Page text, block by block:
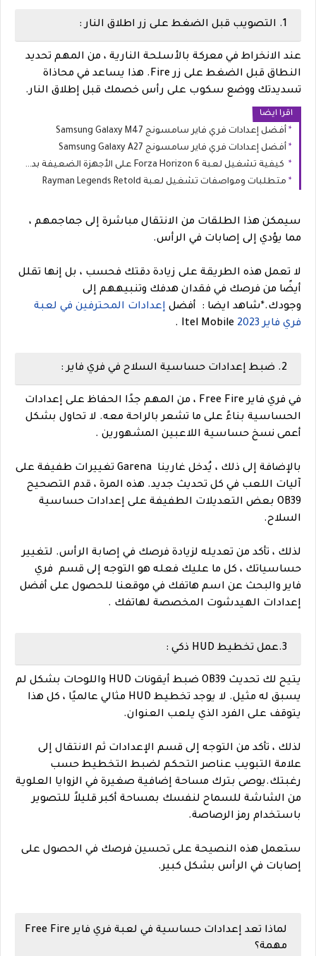
1. التصويب قبل الضغط على زر اطلاق النار :
عند الانخراط في معركة بالأسلحة النارية ، من المهم تحديد
النطاق قبل الضغط على زر Fire. هذا يساعد في محاذاة
تسديدتك ووضع سكوب على رأس خصمك قبل إطلاق النار.
اقرا ايضا
أفضل إعدادات فري فاير سامسونج Samsung Galaxy M47
أفضل إعدادات فري فاير سامسونج Samsung Galaxy A27
كيفية تشغيل لعبة Forza Horizon 6 على الأجهزة الضعيفة بدون تقطيع
متطلبات ومواصفات تشغيل لعبة Rayman Legends Retold
سيمكن هذا الطلقات من الانتقال مباشرة إلى جماجمهم ،
مما يؤدي إلى إصابات في الرأس.
لا تعمل هذه الطريقة على زيادة دقتك فحسب ، بل إنها تقلل
أيضًا من فرصك في فقدان هدفك وتنبيههم إلى
وجودك.*شاهد ايضا : أفضل إعدادات المحترفين في لعبة
فري فاير 2023
2. ضبط إعدادات حساسية السلاح في فري فاير :
في فري فاير Free Fire ، من المهم جدًا الحفاظ على إعدادات
الحساسية بناءً على ما تشعر بالراحة معه. لا تحاول بشكل
أعمى نسخ حساسية اللاعبين المشهورين .
بالإضافة إلى ذلك ، يُدخل غارينا Garena تغييرات طفيفة على
آليات اللعب في كل تحديث جديد. هذه المرة ، قدم التصحيح
OB39 بعض التعديلات الطفيفة على إعدادات حساسية
السلاح.
لذلك ، تأكد من تعديله لزيادة فرصك في إصابة الرأس. لتغيير
حساسياتك ، كل ما عليك فعله هو التوجه إلى قسم فري
فاير والبحث عن اسم هاتفك في موقعنا للحصول على أفضل
إعدادات الهيدشوت المخصصة لهاتفك .
3.عمل تخطيط HUD ذكي :
يتيح لك تحديث OB39 ضبط أيقونات HUD واللوحات بشكل لم
يسبق له مثيل. لا يوجد تخطيط HUD مثالي عالميًا ، كل هذا
يتوقف على الفرد الذي يلعب العنوان.
لذلك ، تأكد من التوجه إلى قسم الإعدادات ثم الانتقال إلى
علامة التبويب عناصر التحكم لضبط التخطيط حسب
رغبتك.يوصى بترك مساحة إضافية صغيرة في الزوايا العلوية
من الشاشة للسماح لنفسك بمساحة أكبر قليلاً للتصوير
باستخدام رمز الرصاصة.
ستعمل هذه النصيحة على تحسين فرصك في الحصول على
إصابات في الرأس بشكل كبير.
لماذا تعد إعدادات حساسية في لعبة فري فاير Free Fire
مهمة؟